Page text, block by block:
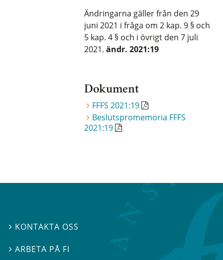
Ändringarna gäller från den 29
juni 2021 i fråga om 2 kap. 9 § och
5 kap. 4 § och i övrigt den 7 juli
2021. ändr. 2021:19
Dokument
FFFS 2021:19
Beslutspromemoria FFFS
2021:19
 KONTAKTA OSS
 ARBETA PÅ FI